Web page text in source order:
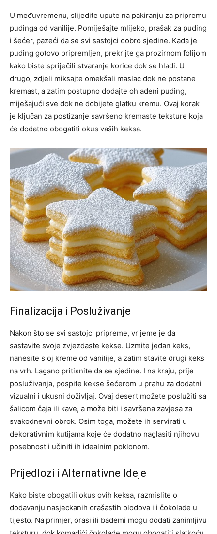
U međuvremenu, slijedite upute na pakiranju za pripremu
pudinga od vanilije. Pomiješajte mlijeko, prašak za puding
i šećer, pazeći da se svi sastojci dobro sjedine. Kada je
puding gotovo pripremljen, prekrijte ga prozirnom folijom
kako biste spriječili stvaranje korice dok se hladi. U
drugoj zdjeli miksajte omekšali maslac dok ne postane
kremast, a zatim postupno dodajte ohlađeni puding,
miješajući sve dok ne dobijete glatku kremu. Ovaj korak
je ključan za postizanje savršeno kremaste teksture koja
će dodatno obogatiti okus vaših keksa.
Finalizacija i Posluživanje
Nakon što se svi sastojci pripreme, vrijeme je da
sastavite svoje zvjezdaste kekse. Uzmite jedan keks,
nanesite sloj kreme od vanilije, a zatim stavite drugi keks
na vrh. Lagano pritisnite da se sjedine. I na kraju, prije
posluživanja, pospite kekse šećerom u prahu za dodatni
vizualni i ukusni doživljaj. Ovaj desert možete poslužiti sa
šalicom čaja ili kave, a može biti i savršena zavjesa za
svakodnevni obrok. Osim toga, možete ih servirati u
dekorativnim kutijama koje će dodatno naglasiti njihovu
posebnost i učiniti ih idealnim poklonom.
Prijedlozi i Alternativne Ideje
Kako biste obogatili okus ovih keksa, razmislite o
dodavanju nasjeckanih orašastih plodova ili čokolade u
tijesto. Na primjer, orasi ili bademi mogu dodati zanimljivu